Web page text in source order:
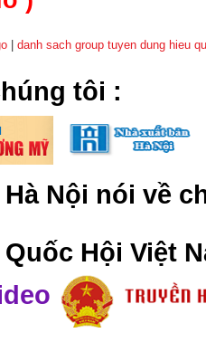
danh sach group tuyen dung hieu
tôi :
Nội nói về
Hội Việt